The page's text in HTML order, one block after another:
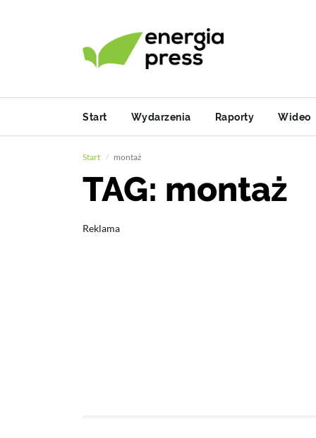
Start Wydarzenia Raporty Wideo
Start montaż
TAG: montaż
Reklama